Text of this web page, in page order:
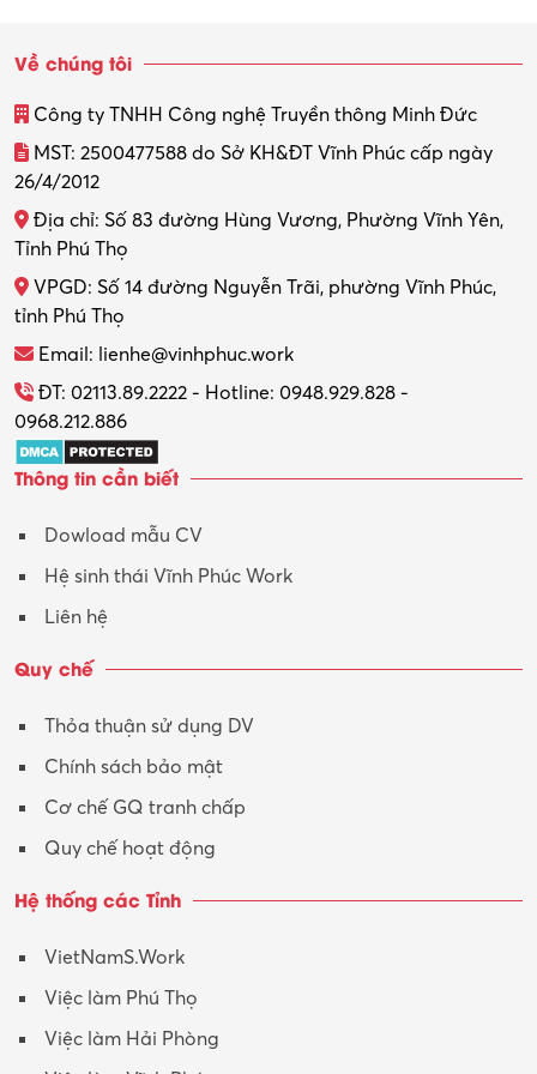
Thiết kế nội thất
Thợ máy – Ô tô – Xe máy
Thực tập
Tổ chức sự kiện – Quà tặng
Trợ lý
Tư vấn
Tư vấn – Kiến trúc
Y tế-Dược
Về chúng tôi
Công ty TNHH Công nghệ Truyền thông Minh Đức
MST: 2500477588 do Sở KH&ĐT Vĩnh Phúc cấp ngày
26/4/2012
Địa chỉ: Số 83 đường Hùng Vương, Phường Vĩnh Yên,
Tỉnh Phú Thọ
VPGD: Số 14 đường Nguyễn Trãi, phường Vĩnh Phúc,
tỉnh Phú Thọ
Email: lienhe@vinhphuc.work
ĐT: 02113.89.2222 - Hotline: 0948.929.828 -
0968.212.886
Thông tin cần biết
Dowload mẫu CV
Hệ sinh thái Vĩnh Phúc Work
Liên hệ
Quy chế
Thỏa thuận sử dụng DV
Chính sách bảo mật
Cơ chế GQ tranh chấp
Quy chế hoạt động
Hệ thống các Tỉnh
VietNamS.Work
Việc làm Phú Thọ
Việc làm Hải Phòng